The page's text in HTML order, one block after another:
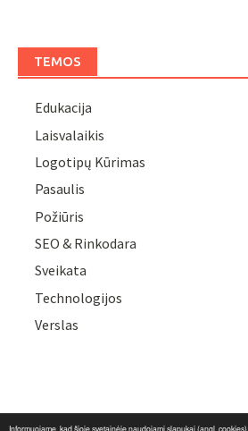
Informuojame, kad šioje svetainėje naudojami slapukai (angl. cookies).
TEMOS
Edukacija
Laisvalaikis
Logotipų Kūrimas
Pasaulis
Požiūris
SEO & Rinkodara
Sveikata
Technologijos
Verslas